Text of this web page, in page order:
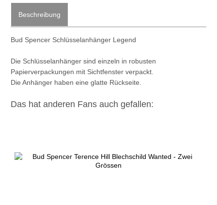
Beschreibung
Bud Spencer Schlüsselanhänger Legend
Die Schlüsselanhänger sind einzeln in robusten
Papierverpackungen mit Sichtfenster verpackt.
Die Anhänger haben eine glatte Rückseite.
Das hat anderen Fans auch gefallen: